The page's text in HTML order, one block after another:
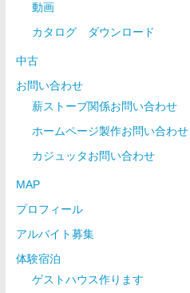
動画
カタログ ダウンロード
中古
お問い合わせ
薪ストーブ関係お問い合わせ
ホームページ製作お問い合わせ
カジュッタお問い合わせ
MAP
プロフィール
アルバイト募集
体験宿泊
ゲストハウス作ります